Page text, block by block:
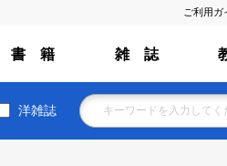
ご利用ガ
書 籍 雑 誌
洋雑誌